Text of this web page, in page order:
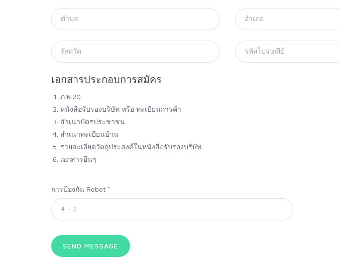
เอกสารประกอบการสมัคร
ภ.พ.20
หนังสือรับรองบริษัท หรือ ทะเบียนการค้า
สำเนาบัตรประชาชน
สำเนาทะเบียนบ้าน
รายละเอียดวัตถุประสงค์ในหนังสือรับรองบริษัท
เอกสารอื่นๆ
การป้องกัน Robot *
SEND MESSAGE